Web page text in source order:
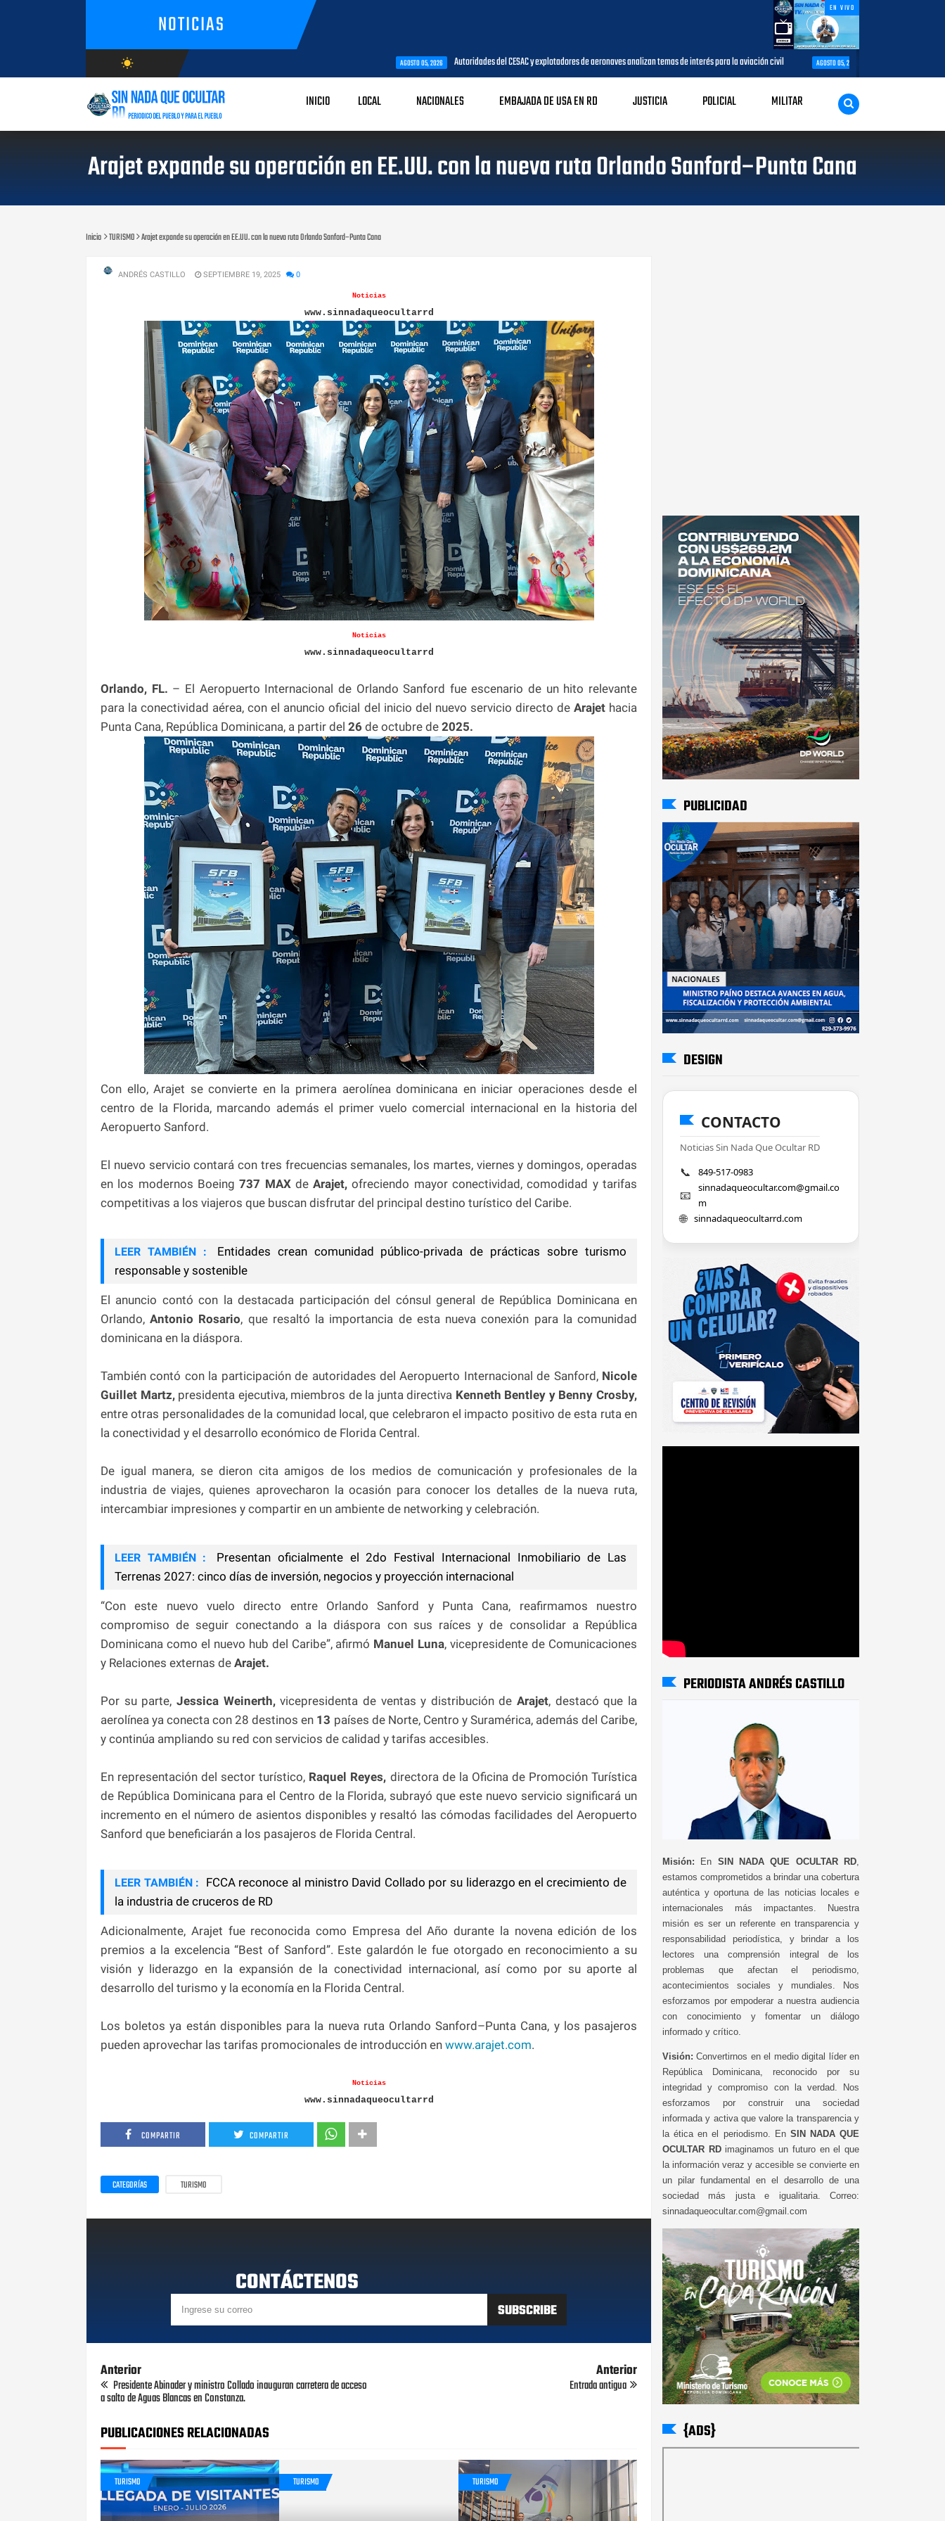
NOTICIAS
EN VIVO
wb_sunny
AGOSTO/7/2026
Autoridades del CESAC y explotadores de aeronaves analizan temas de interés para la aviación civil AGOSTO 05, 2026 Más de 7,7 millones de visitantes
INICIO LOCAL NACIONALES EMBAJADA DE USA EN RD JUSTICIA POLICIAL MILITAR
Arajet expande su operación en EE.UU. con la nueva ruta Orlando Sanford–Punta Cana
Inicio TURISMO Arajet expande su operación en EE.UU. con la nueva ruta Orlando Sanford–Punta Cana
ANDRÉS CASTILLO SEPTIEMBRE 19, 2025 0
Noticias
www.sinnadaqueocultarrd
Noticias
www.sinnadaqueocultarrd
Orlando, FL. – El Aeropuerto Internacional de Orlando Sanford fue escenario de un hito relevante
para la conectividad aérea, con el anuncio oficial del inicio del nuevo servicio directo de Arajet hacia
Punta Cana, República Dominicana, a partir del 26 de octubre de 2025.
Con ello, Arajet se convierte en la primera aerolínea dominicana en iniciar operaciones desde el
centro de la Florida, marcando además el primer vuelo comercial internacional en la historia del
Aeropuerto Sanford.
El nuevo servicio contará con tres frecuencias semanales, los martes, viernes y domingos, operadas
en los modernos Boeing737 MAX deArajet, ofreciendo mayor conectividad, comodidad y tarifas
competitivas a los viajeros que buscan disfrutar del principal destino turístico del Caribe.
LEER TAMBIÉN :
Entidades crean comunidad público-privada de prácticas sobre turismo
responsable y sostenible
El anuncio contó con la destacada participación del cónsul general de República Dominicana en
Orlando,Antonio Rosario, que resaltó la importancia de esta nueva conexión para la comunidad
dominicana en la diáspora.
También contó con la participación de autoridades del Aeropuerto Internacional de Sanford, Nicole
Guillet Martz,presidenta ejecutiva, miembros de la junta directiva Kenneth Bentley y Benny Crosby,
entre otras personalidades de la comunidad local, que celebraron el impacto positivo de esta ruta en
la conectividad y el desarrollo económico de Florida Central.
De igual manera, se dieron cita amigos de los medios de comunicación y profesionales de la
industria de viajes, quienes aprovecharon la ocasión para conocer los detalles de la nueva ruta,
intercambiar impresiones y compartir en un ambiente de networking y celebración.
LEER TAMBIÉN :
Presentan oficialmente el 2do Festival Internacional Inmobiliario de Las
Terrenas 2027: cinco días de inversión, negocios y proyección internacional
“Con este nuevo vuelo directo entre Orlando Sanford y Punta Cana, reafirmamos nuestro
compromiso de seguir conectando a la diáspora con sus raíces y de consolidar a República
Dominicana como el nuevo hub del Caribe”, afirmó Manuel Luna, vicepresidente de Comunicaciones
y Relaciones externas de Arajet.
Por su parte, Jessica Weinerth,vicepresidenta de ventas y distribución deArajet, destacó que la
aerolínea ya conecta con 28 destinos en 13 países de Norte, Centro y Suramérica, además del Caribe,
y continúa ampliando su red con servicios de calidad y tarifas accesibles.
En representación del sector turístico, Raquel Reyes, directora de la Oficina de Promoción Turística
de República Dominicana para el Centro de la Florida, subrayó que este nuevo servicio significará un
incremento en el número de asientos disponibles y resaltó las cómodas facilidades del Aeropuerto
Sanford que beneficiarán a los pasajeros de Florida Central.
LEER TAMBIÉN :
FCCA reconoce al ministro David Collado por su liderazgo en el crecimiento de
la industria de cruceros de RD
Adicionalmente, Arajet fue reconocida como Empresa del Año durante la novena edición de los
premios a la excelencia “Best of Sanford”. Este galardón le fue otorgado en reconocimiento a su
visión y liderazgo en la expansión de la conectividad internacional, así como por su aporte al
desarrollo del turismo y la economía en la Florida Central.
Los boletos ya están disponibles para la nueva ruta Orlando Sanford–Punta Cana, y los pasajeros
pueden aprovechar las tarifas promocionales de introducción en www.arajet.com.
Noticias
www.sinnadaqueocultarrd
COMPARTIR COMPARTIR
CATEGORÍAS TURISMO
CONTÁCTENOS
Anterior
Presidente Abinader y ministro Collado inauguran carretera de acceso
a salto de Aguas Blancas en Constanza.
Anterior
Entrada antigua
PUBLICACIONES RELACIONADAS
TURISMO TURISMO TURISMO
PUBLICIDAD
DESIGN
CONTACTO
Noticias Sin Nada Que Ocultar RD
📞 849-517-0983
📧
sinnadaqueocultar.com@gmail.co
m
🌐 sinnadaqueocultarrd.com
PERIODISTA ANDRÉS CASTILLO
Misión: En SIN NADA QUE OCULTAR RD
estamos comprometidos a brindar una cobertura
auténtica y oportuna de las noticias locales e
internacionales más impactantes. Nuestra
misión es ser un referente en transparencia y
responsabilidad periodística, y brindar a los
lectores una comprensión integral de los
problemas que afectan el periodismo,
acontecimientos sociales y mundiales. Nos
esforzamos por empoderar a nuestra audiencia
con conocimiento y fomentar un diálogo
informado y crítico.
Visión: Convertirnos en el medio digital líder en
República Dominicana, reconocido por su
integridad y compromiso con la verdad. Nos
esforzamos por construir una sociedad
informada y activa que valore la transparencia y
la ética en el periodismo. En SIN NADA QUE
OCULTAR RDimaginamos un futuro en el que
la información veraz y accesible se convierte en
un pilar fundamental en el desarrollo de una
sociedad más justa e igualitaria. Correo:
sinnadaqueocultar.com@gmail.com
{ADS}